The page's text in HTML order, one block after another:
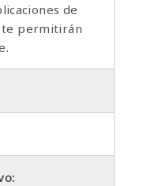
de
te permitirán